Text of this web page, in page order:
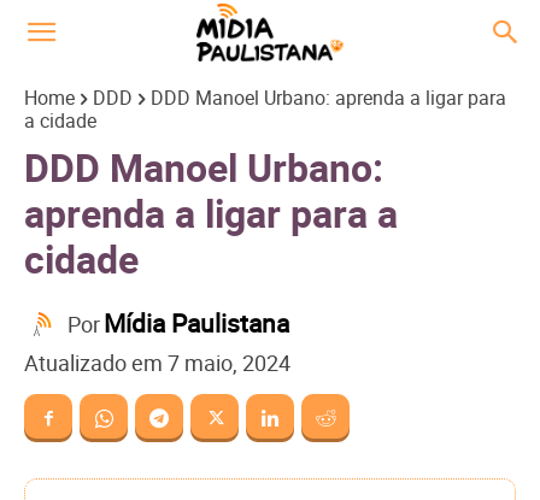
Home DDD
DDD Manoel Urbano: aprenda a ligar para
a cidade
DDD Manoel Urbano:
aprenda a ligar para a
cidade
PorMídia Paulistana
Atualizado em 7 maio, 2024